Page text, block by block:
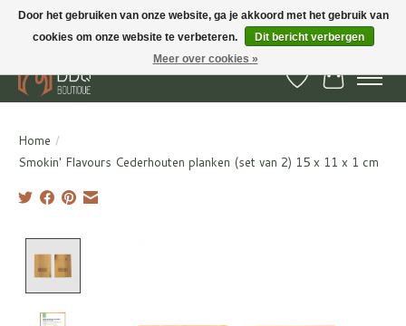
BBQ Boutique - Gratis verzenden en afhalen in Hedel en Kesteren
Verlanglijst
Home /
Smokin' Flavours Cederhouten planken (set van 2) 15 x 11 x 1 cm
Door het gebruiken van onze website, ga je akkoord met het gebruik van
cookies om onze website te verbeteren.
Dit bericht verbergen
Meer over cookies »